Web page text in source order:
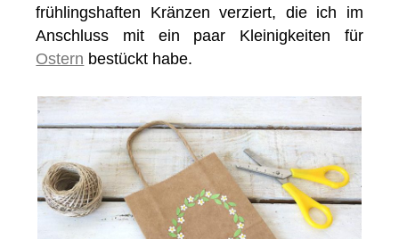
frühlingshaften Kränzen verziert, die ich im
Anschluss mit ein paar Kleinigkeiten für
Ostern bestückt habe.